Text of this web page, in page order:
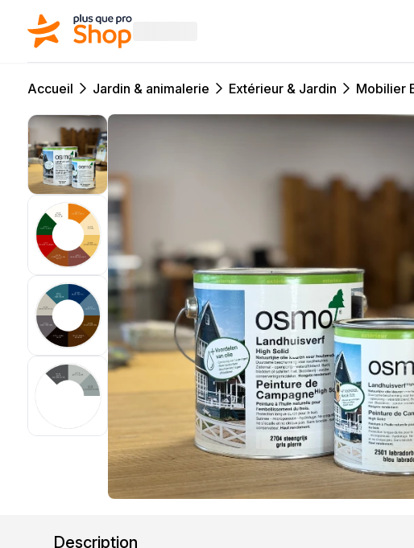
Accueil Jardin & animalerie Extérieur & Jardin Mobilier
Description